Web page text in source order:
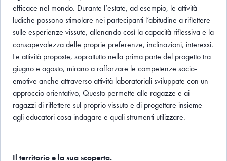
efficace nel mondo. Durante l’estate, ad esempio, le attività
ludiche possono stimolare nei partecipanti l’abitudine a riflettere
sulle esperienze vissute, allenando così la capacità riflessiva e la
consapevolezza delle proprie preferenze, inclinazioni, interessi.
Le attività proposte, soprattutto nella prima parte del progetto tra
giugno e agosto, mirano a rafforzare le competenze socio-
emotive anche attraverso attività laboratoriali sviluppate con un
approccio orientativo, Questo permette alle ragazze e ai
ragazzi di riflettere sul proprio vissuto e di progettare insieme
agli educatori cosa indagare e quali strumenti utilizzare.
Il territorio e la sua scoperta.